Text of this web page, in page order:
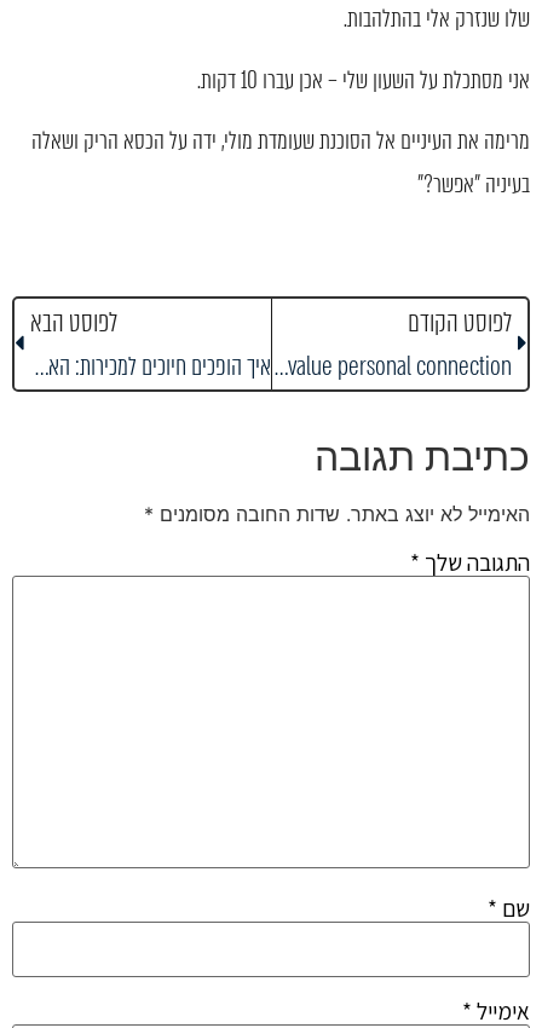
שלו שנזרק אלי בהתלהבות.
אני מסתכלת על השעון שלי – אכן עברו 10 דקות.
מרימה את העיניים אל הסוכנת שעומדת מולי, ידה על הכסא הריק ושאלה
בעיניה "אפשר?"
לפוסט הקודם
In a digital world, we value personal connection
לפוסט הבא
איך הופכים חיוכים למכירות: האמנות העוצמתית של סקרי שביעות רצון
כתיבת תגובה
האימייל לא יוצג באתר. שדות החובה מסומנים *
התגובה שלך *
שם *
אימייל*